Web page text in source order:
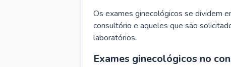
Os exames ginecológicos se dividem
consultório e aqueles que são
laboratórios.
Exames ginecológicos no